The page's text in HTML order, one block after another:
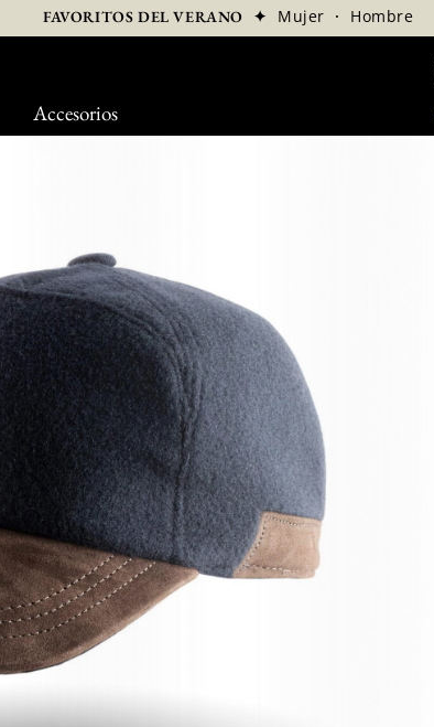
Accesorios
FAVORITOS DEL VERANO ✦ Mujer · Hombre